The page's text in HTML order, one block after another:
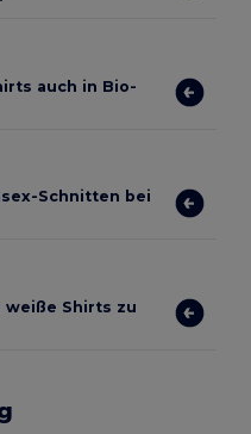
auch in Bio-
Schnitten bei
Shirts zu